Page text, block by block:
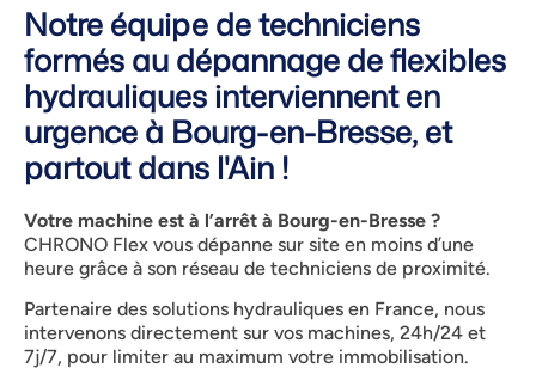
Notre équipe de techniciens
formés au dépannage de flexibles
hydrauliques interviennent en
urgence à Bourg-en-Bresse, et
partout dans l'Ain !
Votre machine est à l’arrêt à Bourg-en-Bresse ?
CHRONO Flex vous dépanne sur site en moins d’une
heure grâce à son réseau de techniciens de proximité.
Partenaire des solutions hydrauliques en France, nous
intervenons directement sur vos machines, 24h/24 et
7j/7, pour limiter au maximum votre immobilisation.